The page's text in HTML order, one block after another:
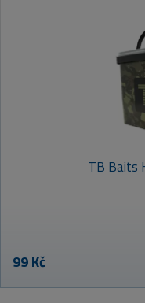
TB Baits
99 Kč